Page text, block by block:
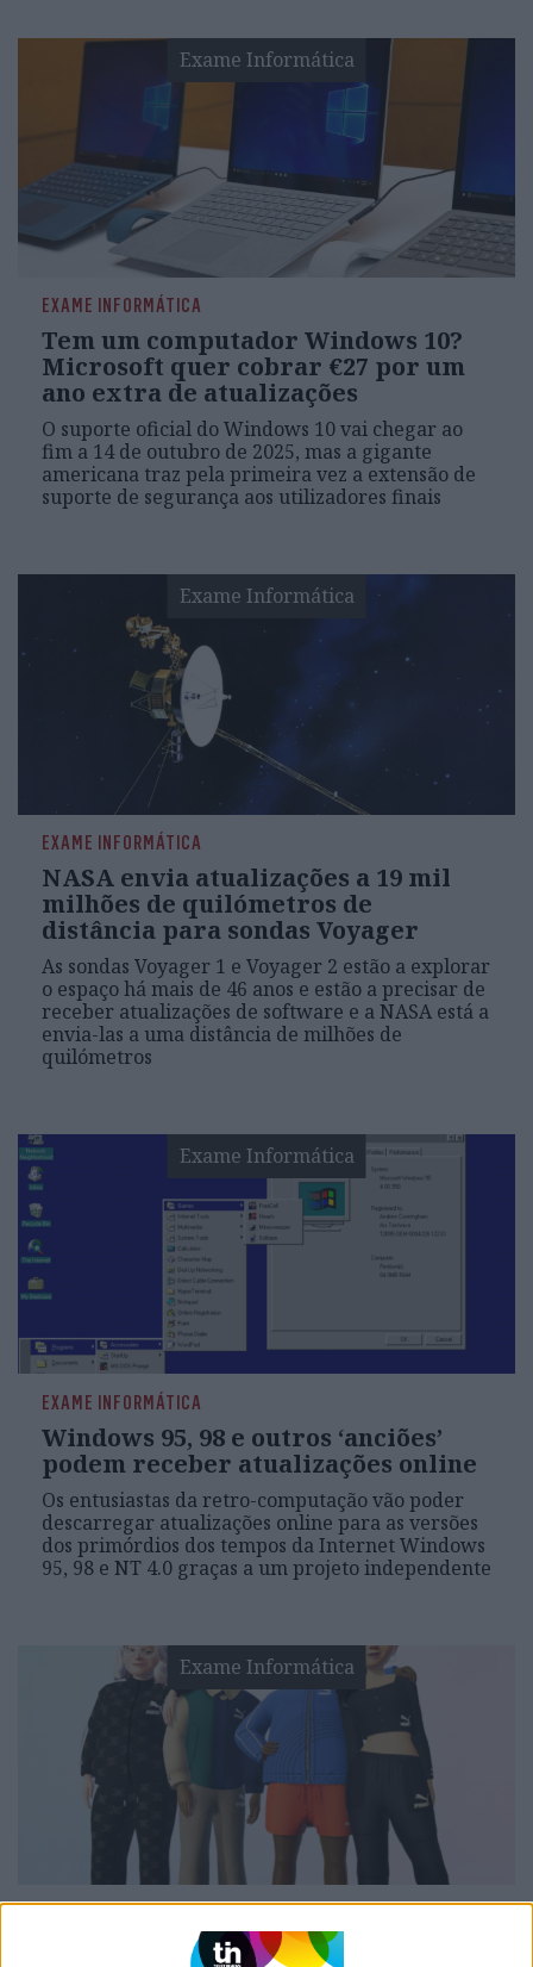
Exame Informática
EXAME INFORMÁTICA
Tem um computador Windows 10?
Microsoft quer cobrar €27 por um
ano extra de atualizações
O suporte oficial do Windows 10 vai chegar ao
fim a 14 de outubro de 2025, mas a gigante
americana traz pela primeira vez a extensão de
suporte de segurança aos utilizadores finais
Exame Informática
EXAME INFORMÁTICA
NASA envia atualizações a 19 mil
milhões de quilómetros de
distância para sondas Voyager
As sondas Voyager 1 e Voyager 2 estão a explorar
o espaço há mais de 46 anos e estão a precisar de
receber atualizações de software e a NASA está a
envia-las a uma distância de milhões de
quilómetros
Exame Informática
EXAME INFORMÁTICA
Windows 95, 98 e outros ‘anciões’
podem receber atualizações online
Os entusiastas da retro-computação vão poder
descarregar atualizações online para as versões
dos primórdios dos tempos da Internet Windows
95, 98 e NT 4.0 graças a um projeto independente
Exame Informática
Meta traz várias atualizações para